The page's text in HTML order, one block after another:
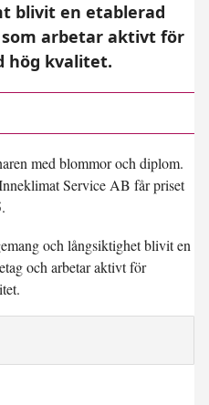
blivit en etablerad
arbetar aktivt för
hög kvalitet.
med blommor och diplom.
Service AB får priset
och långsiktighet blivit en
och arbetar aktivt för